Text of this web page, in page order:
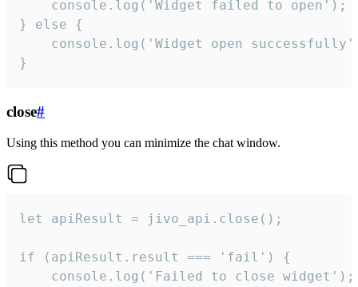
    console.log('Widget failed to open');
} else {
console.log('Widget open
}
close#
Using this method you can minimize the chat window.
let apiResult = jivo_api.close();
if (apiResult.result === 'fail') {
    console.log('Failed to close widget');